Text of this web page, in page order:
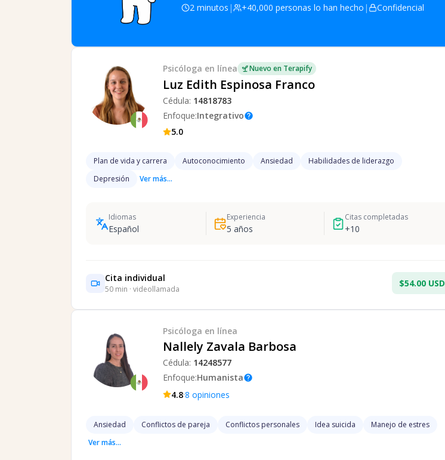
2 minutos | +40,000 personas lo han hecho | Confidencial
Psicóloga en línea Nuevo en Terapify
Luz Edith Espinosa Franco
Cédula: 14818783
Enfoque:Integrativohelp
5.0
Plan de vida y carrera Autoconocimiento Ansiedad
Habilidades de liderazgo
Depresión
Ver más...
Idiomas
Español
Experiencia
5 años
Citas completadas
+10
Cita individual
50 min · videollamada
$54.00 USD
Psicóloga en línea
Nallely Zavala Barbosa
Cédula: 14248577
Enfoque:Humanistahelp
4.8·8 opiniones
Ansiedad Conflictos de pareja Conflictos personales Idea suicida
Manejo de estres
Ver más...